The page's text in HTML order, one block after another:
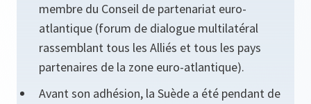
membre du Conseil de partenariat euro­
atlantique (forum de dialogue multilatéral
rassemblant tous les Alliés et tous les pays
partenaires de la zone euro-atlantique).
Avant son adhésion, la Suède a été pendant de